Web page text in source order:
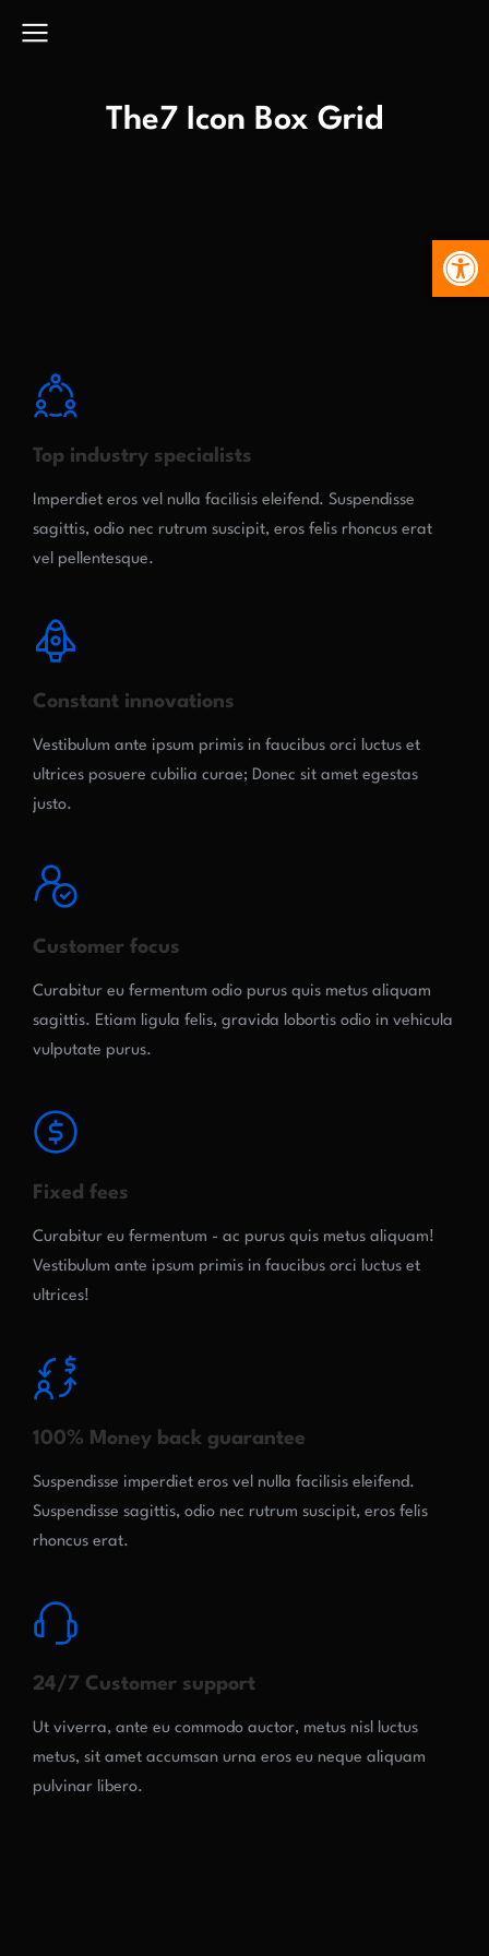
The7 Icon Box Grid
Top industry specialists
Imperdiet eros vel nulla facilisis eleifend. Suspendisse
sagittis, odio nec rutrum suscipit, eros felis rhoncus erat
vel pellentesque.
Constant innovations
Vestibulum ante ipsum primis in faucibus orci luctus et
ultrices posuere cubilia curae; Donec sit amet egestas
justo.
Customer focus
Curabitur eu fermentum odio purus quis metus aliquam
sagittis. Etiam ligula felis, gravida lobortis odio in vehicula
vulputate purus.
Fixed fees
Curabitur eu fermentum - ac purus quis metus aliquam!
Vestibulum ante ipsum primis in faucibus orci luctus et
ultrices!
100% Money back guarantee
Suspendisse imperdiet eros vel nulla facilisis eleifend.
Suspendisse sagittis, odio nec rutrum suscipit, eros felis
rhoncus erat.
24/7 Customer support
Ut viverra, ante eu commodo auctor, metus nisl luctus
metus, sit amet accumsan urna eros eu neque aliquam
pulvinar libero.